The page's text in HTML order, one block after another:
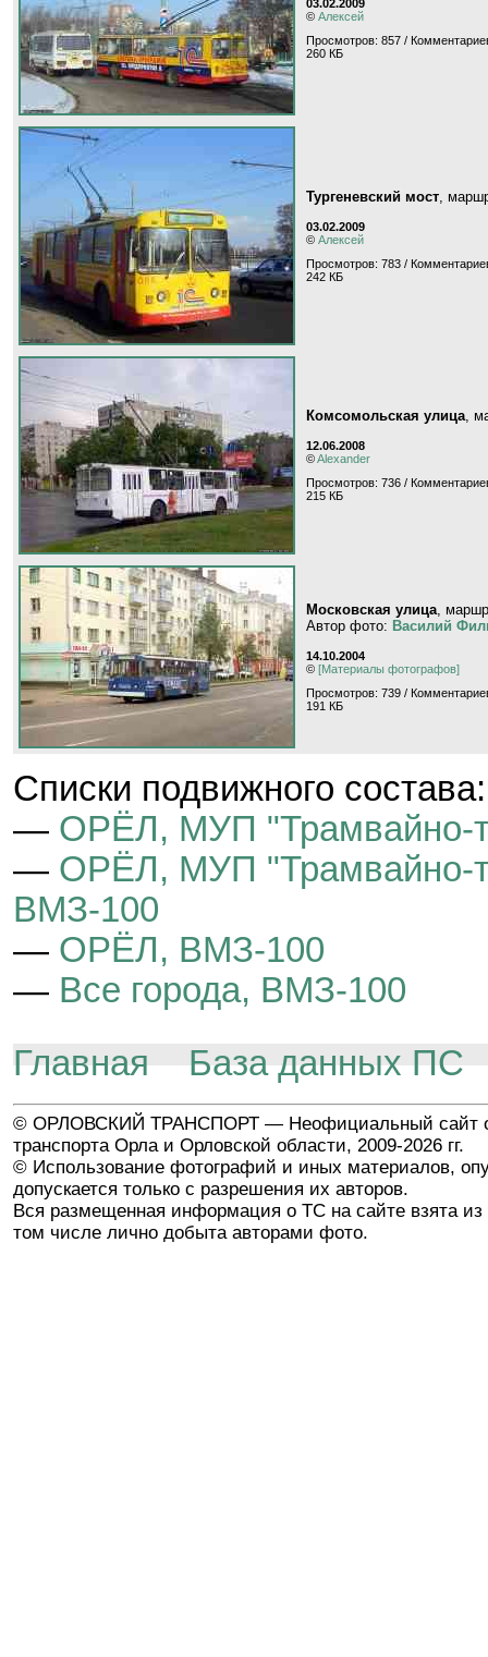
03.02.2009
© Алексей
Просмотров: 857 /
260 КБ
Тургеневский мост,
03.02.2009
© Алексей
Просмотров: 783 /
242 КБ
Комсомольская улица,
12.06.2008
©Alexander
Просмотров: 736 /
215 КБ
Московская улица,
Автор фото: Василий
14.10.2004
© [Материалы фотографов]
Просмотров: 739 /
191 КБ
Cписки подвижного состава:
— ОРЁЛ, МУП "Трамвайно-
— ОРЁЛ, МУП "Трамвайно-
ВМЗ-100
— ОРЁЛ, ВМЗ-100
— Все города, ВМЗ-100
Главная
База данных ПС
© ОРЛОВСКИЙ ТРАНСПОРТ — Неофициальный сайт
транспорта Орла и Орловской области, 2009-2026 гг.
© Использование фотографий и иных материалов,
допускается только с разрешения их авторов.
Вся размещенная информация о ТС на сайте взята из
том числе лично добыта авторами фото.